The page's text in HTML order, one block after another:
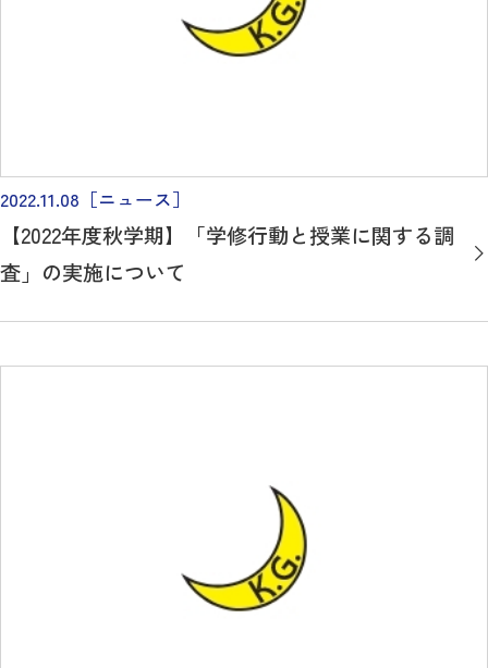
2022.11.08 ［ニュース］
【2022年度秋学期】「学修行動と授業に関する調
査」の実施について